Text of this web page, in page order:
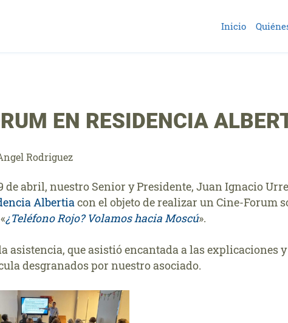
Inicio
EN RESIDENCIA
Rodriguez
de abril, nuestro Senior y Presidente, Juan Ignacio
Albertiacon el objeto de realizar un Cine-Forum
¿Teléfono Rojo? Volamos hacia Moscú».
asistencia, que asistió encantada a las explicaciones
desgranados por nuestro asociado.